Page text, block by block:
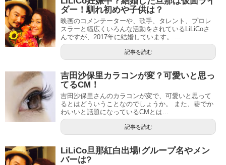
ダー！馴れ初めや子供は？
映画のコメンテーターや、歌手、タレント、プロレ
スラーと幅広くいろんな活動をされているLiLiCoさ
んですが、2017年に結婚しています。 ...
記事を読む
吉田沙保里カラコンが変？可愛いと思っ
てるCM！
吉田沙保里さんのカラコンが変で、可愛いと思って
るとはどういうことなのでしょうか。 また、巷でか
わいいと話題になっているCMとは...
記事を読む
LiLiCo旦那紅白出場!グループ名やメン
バーは?